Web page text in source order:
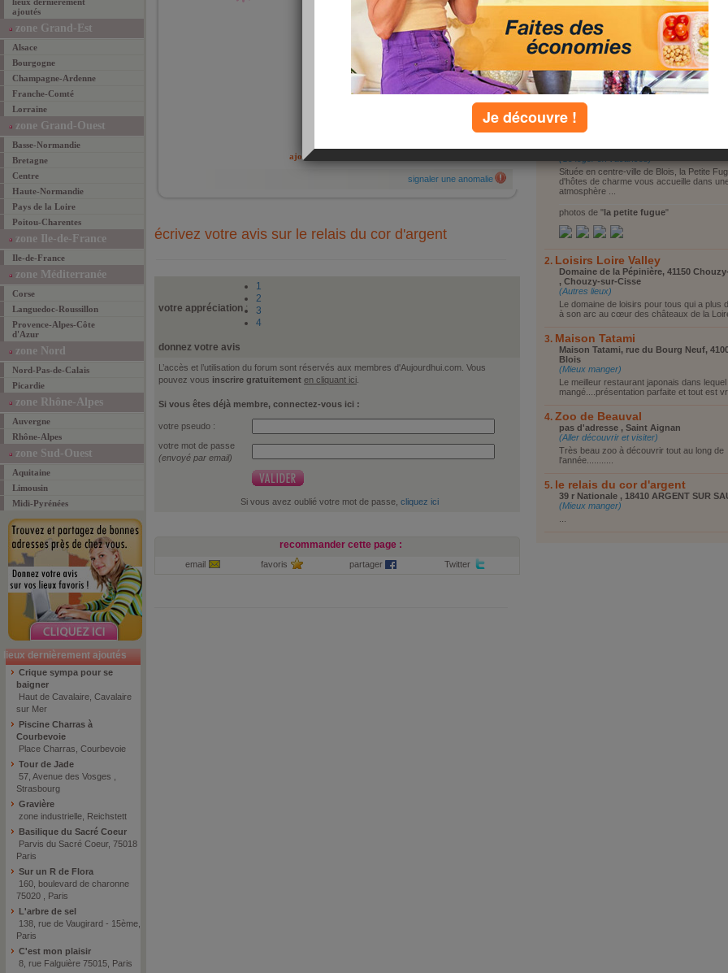
ajoutés
zone Grand-Est
Alsace
Bourgogne
Champagne-Ardenne
Franche-Comté
Lorraine
zone Grand-Ouest
Basse-Normandie
Bretagne
Centre
Haute-Normandie
Pays de la Loire
Poitou-Charentes
zone Ile-de-France
Ile-de-France
zone Méditerranée
Corse
Languedoc-Roussillon
Provence-Alpes-Côte
d'Azur
zone Nord
Nord-Pas-de-Calais
Picardie
zone Rhône-Alpes
Auvergne
Rhône-Alpes
zone Sud-Ouest
Aquitaine
Limousin
Midi-Pyrénées
lieux dernièrement ajoutés
Crique sympa pour se
baigner
Haut de Cavalaire, Cavalaire
sur Mer
Piscine Charras à
Courbevoie
Place Charras, Courbevoie
Tour de Jade
57, Avenue des Vosges ,
Strasbourg
Gravière
zone industrielle, Reichstett
Basilique du Sacré Coeur
Parvis du Sacré Coeur, 75018
Paris
Sur un R de Flora
160, boulevard de charonne
75020 , Paris
L'arbre de sel
138, rue de Vaugirard - 15ème,
Paris
C'est mon plaisir
8, rue Falguière 75015, Paris
Il fait également auberge de très bonnes
prestations.
ajouter un lieu favori
signaler une anomalie
écrivez votre avis sur le relais du cor d'argent
votre appréciation:
1
2
3
4
donnez votre avis
L’accès et l’utilisation du forum sont réservés aux membres d'Aujourdhui.com. Vous
pouvez vous inscrire gratuitement en cliquant ici
Si vous êtes déjà membre, connectez-vous ici :
votre pseudo :
votre mot de passe
(envoyé par email)
Si vous avez oublié votre mot de passe, cliquez ici
recommander cette page :
email favoris partager Twitter
Visiter le coin
Faire du shopping
Autre
top lieux
9 quai du Foix, 41006 Blois , Blois
Située en centre-ville de Blois, la Petite
d'hôtes de charme vous accueille dans
atmosphère ...
photos de "la petite fugue"
Loisirs Loire Valley
Domaine de la Pépinière, 41150
, Chouzy-sur-Cisse
(Autres lieux)
Le domaine de loisirs pour tous qui a plus
à son arc au cœur des châteaux de la
Maison Tatami
Maison Tatami, rue du Bourg Neuf,
Blois
(Mieux manger)
Le meilleur restaurant japonais dans lequel
mangé....présentation parfaite et tout est
Zoo de Beauval
pas d'adresse , Saint Aignan
(Aller découvrir et visiter)
Très beau zoo à découvrir tout au long de
l'année...........
le relais du cor d'argent
39 r Nationale , 18410 ARGENT SUR
(Mieux manger)
Je découvre !